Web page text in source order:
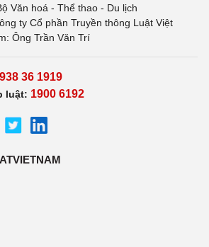
Văn hoá - Thể thao - Du lịch
ty Cổ phần Truyền thông Luật Việt
Ông Trần Văn Trí
36 1919
luật: 1900 6192